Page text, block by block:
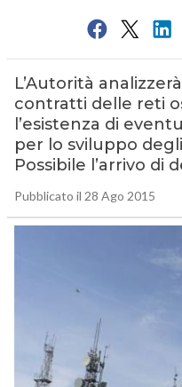
L’Autorità
contratti delle reti
l’esistenza di
per lo sviluppo
Possibile l’arrivo di
Pubblicato il 28 Ago 2015